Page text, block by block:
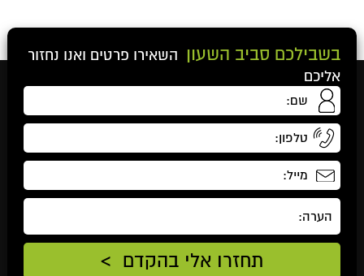
בשבילכם סביב השעון השאירו פרטים ואנו נחזור
אליכם